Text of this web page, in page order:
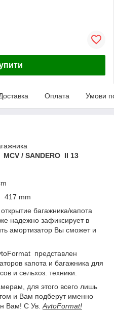
Оплата Умови
/ SANDERO II 13
417 mm
багажника/капота
надежно зафиксирует в
амортизатор Вы сможет и
представлен
капота и багажника для
и сельхоз. техники.
для этого всего лишь
и Вам подберут именно
Вам! С Ув. AvtoFormat!